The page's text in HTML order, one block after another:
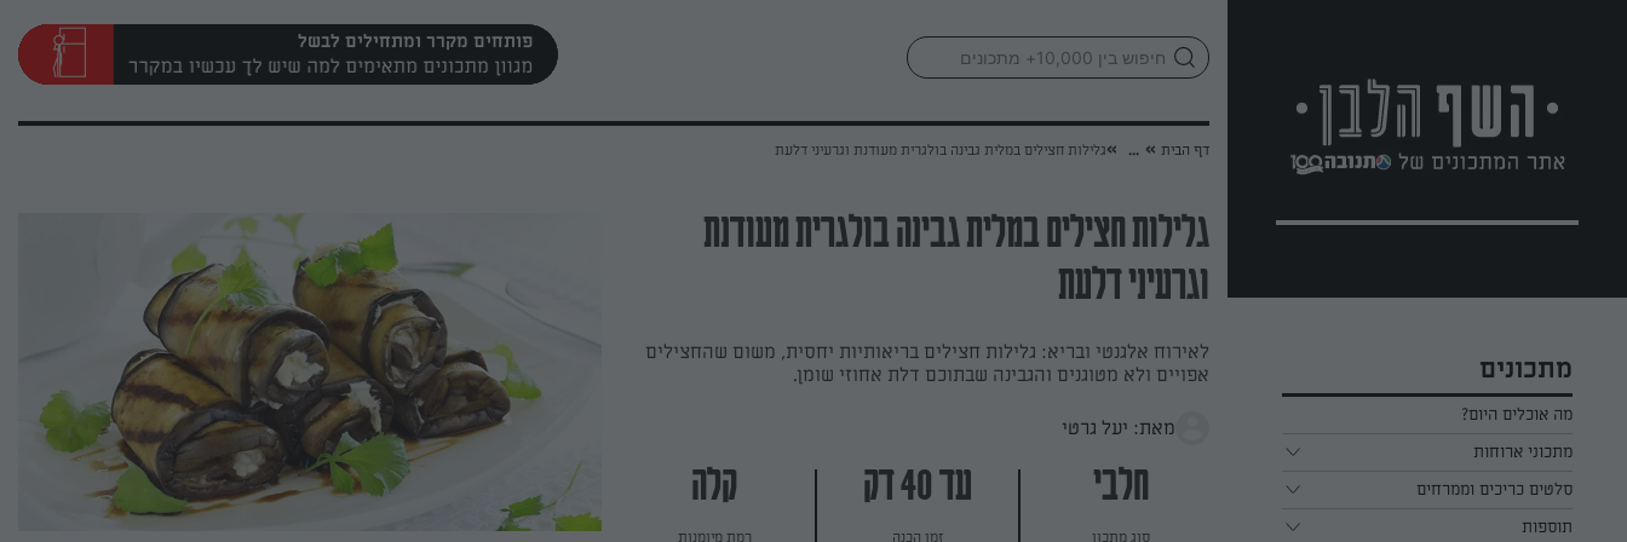
מתכונים
מה אוכלים היום?
מתכוני ארוחות
ארוחת בוקר
ארוחת צהריים
סלטים כריכים וממרחים
כל הסלטים כריכים וממרחים
תוספות
פותחים מקרר ומתחילים לבשל
דף הבית »
...
»גלילות חצילים במלית גבינה בולגרית מעודנת וגרעיני דלעת
גלילות חצילים במלית גבינה בולגרית מעודנת
וגרעיני דלעת
לאירוח אלגנטי ובריא: גלילות חצילים בריאותיות יחסית, משום שהחצילים
אפויים ולא מטוגנים והגבינה שבתוכם דלת אחוזי שומן.
מאת: יעל גרטי
חלבי
סוג מתכון
עד 40 דק
זמן הכנה
קלה
רמת מיומנות